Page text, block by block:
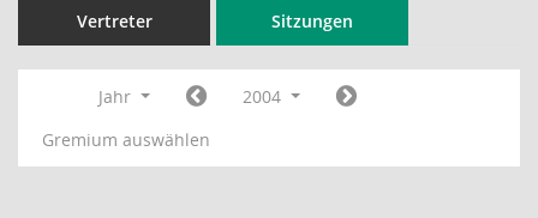
Vertreter Sitzungen
Jahr
2004
Gremium auswählen